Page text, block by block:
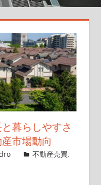
暮らしやすさ
市場動向
不動産売買,